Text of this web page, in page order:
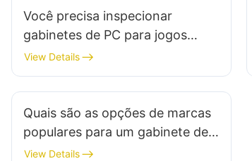
Você precisa inspecionar
gabinetes de PC para jogos
antes de uma aquisição em larga
escala?
View Details
Quais são as opções de marcas
populares para um gabinete de
PC gamer confiável?
View Details